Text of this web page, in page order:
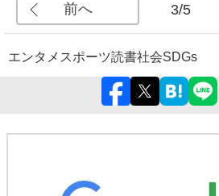
前へ 3/5
エンタメ スポーツ読書社会SDGs